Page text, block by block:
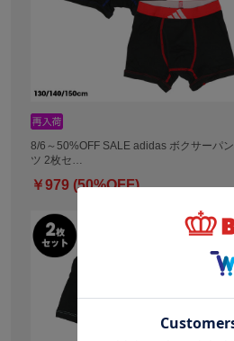
8/6～50%OFF SALE adidas ボクサーパン
ツ 2枚セ…
￥979 (50%OFF)